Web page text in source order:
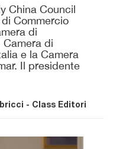
China Council
Commercio
di
Camera di
e la Camera
Il presidente
- Class Editori